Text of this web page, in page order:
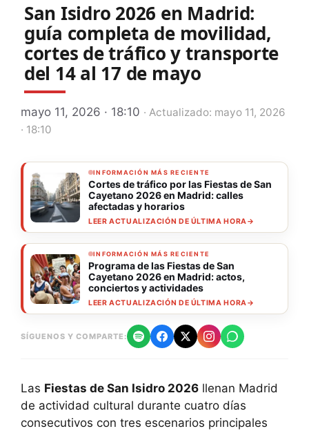
San Isidro 2026 en Madrid:
guía completa de movilidad,
cortes de tráfico y transporte
del 14 al 17 de mayo
mayo 11, 2026 · 18:10 · Actualizado: mayo 11, 2026
· 18:10
INFORMACIÓN MÁS RECIENTE
Cortes de tráfico por las Fiestas de San
Cayetano 2026 en Madrid: calles
afectadas y horarios
LEER ACTUALIZACIÓN DE ÚLTIMA HORA→
INFORMACIÓN MÁS RECIENTE
Programa de las Fiestas de San
Cayetano 2026 en Madrid: actos,
conciertos y actividades
LEER ACTUALIZACIÓN DE ÚLTIMA HORA→
SÍGUENOS Y COMPARTE:
Las Fiestas de San Isidro 2026 llenan Madrid
de actividad cultural durante cuatro días
consecutivos con tres escenarios principales